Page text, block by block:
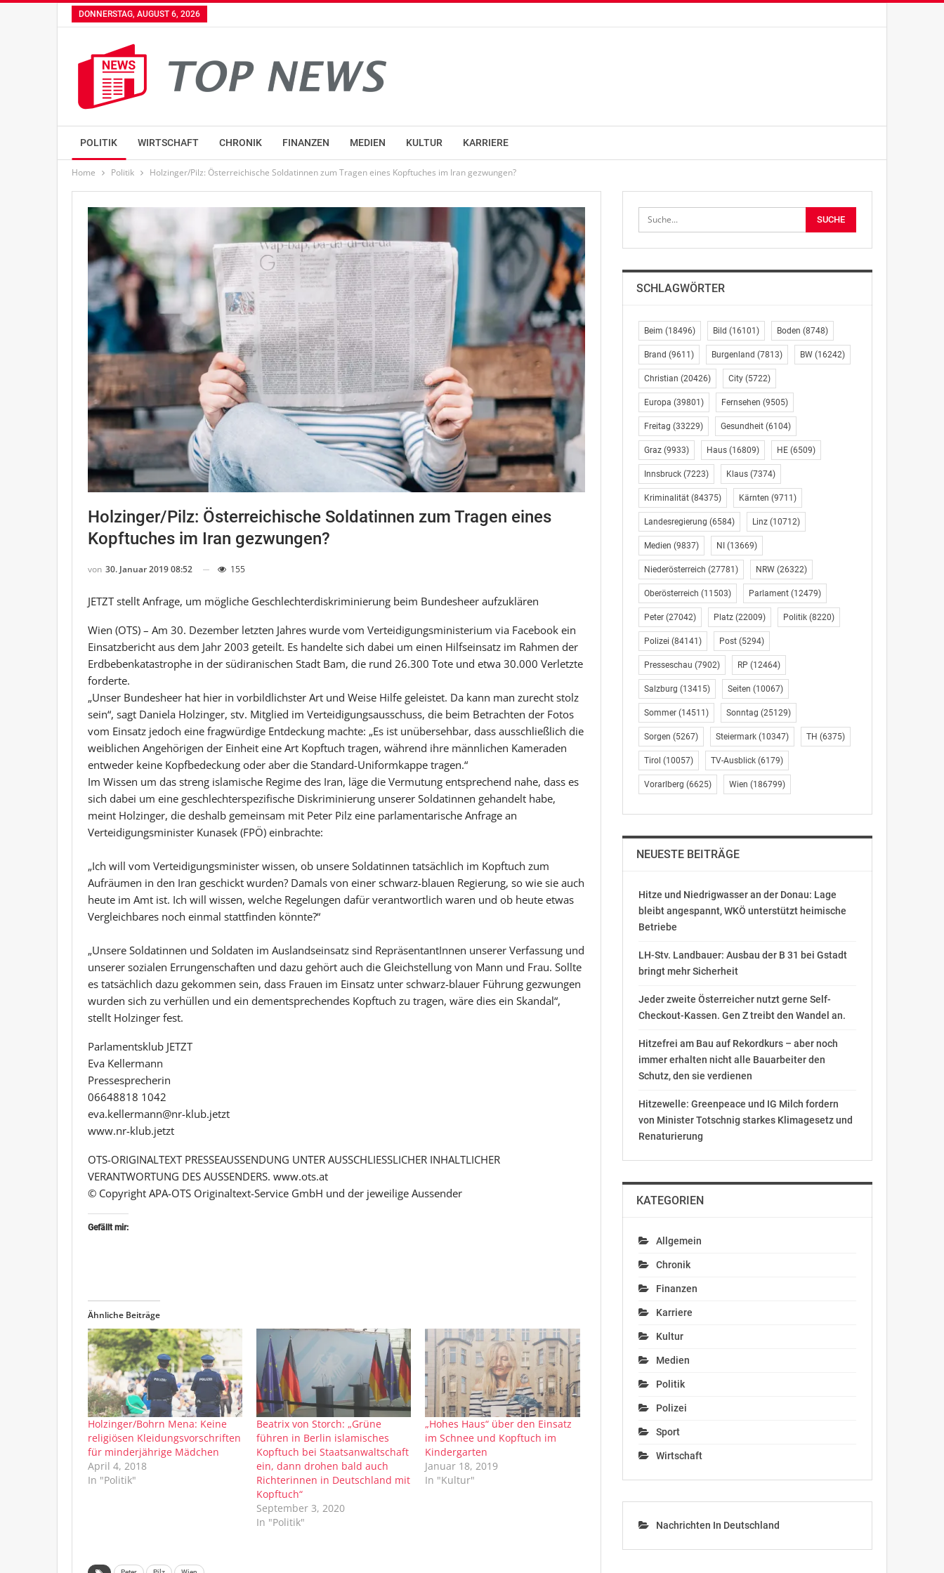
DONNERSTAG, AUGUST 6, 2026
POLITIK WIRTSCHAFT CHRONIK FINANZEN MEDIEN KULTUR KARRIERE
Home Politik Holzinger/Pilz: Österreichische Soldatinnen zum Tragen eines Kopftuches im Iran gezwungen?
Holzinger/Pilz: Österreichische Soldatinnen zum Tragen eines
Kopftuches im Iran gezwungen?
von 30. Januar 2019 08:52 155
JETZT stellt Anfrage, um mögliche Geschlechterdiskriminierung beim Bundesheer aufzuklären
Wien (OTS) – Am 30. Dezember letzten Jahres wurde vom Verteidigungsministerium via Facebook ein
Einsatzbericht aus dem Jahr 2003 geteilt. Es handelte sich dabei um einen Hilfseinsatz im Rahmen der
Erdbebenkatastrophe in der südiranischen Stadt Bam, die rund 26.300 Tote und etwa 30.000 Verletzte
forderte.
„Unser Bundesheer hat hier in vorbildlichster Art und Weise Hilfe geleistet. Da kann man zurecht stolz
sein“, sagt Daniela Holzinger, stv. Mitglied im Verteidigungsausschuss, die beim Betrachten der Fotos
vom Einsatz jedoch eine fragwürdige Entdeckung machte: „Es ist unübersehbar, dass ausschließlich die
weiblichen Angehörigen der Einheit eine Art Kopftuch tragen, während ihre männlichen Kameraden
entweder keine Kopfbedeckung oder aber die Standard-Uniformkappe tragen.“
Im Wissen um das streng islamische Regime des Iran, läge die Vermutung entsprechend nahe, dass es
sich dabei um eine geschlechterspezifische Diskriminierung unserer Soldatinnen gehandelt habe,
meint Holzinger, die deshalb gemeinsam mit Peter Pilz eine parlamentarische Anfrage an
Verteidigungsminister Kunasek (FPÖ) einbrachte:
„Ich will vom Verteidigungsminister wissen, ob unsere Soldatinnen tatsächlich im Kopftuch zum
Aufräumen in den Iran geschickt wurden? Damals von einer schwarz-blauen Regierung, so wie sie auch
heute im Amt ist. Ich will wissen, welche Regelungen dafür verantwortlich waren und ob heute etwas
Vergleichbares noch einmal stattfinden könnte?“
„Unsere Soldatinnen und Soldaten im Auslandseinsatz sind RepräsentantInnen unserer Verfassung und
unserer sozialen Errungenschaften und dazu gehört auch die Gleichstellung von Mann und Frau. Sollte
es tatsächlich dazu gekommen sein, dass Frauen im Einsatz unter schwarz-blauer Führung gezwungen
wurden sich zu verhüllen und ein dementsprechendes Kopftuch zu tragen, wäre dies ein Skandal“,
stellt Holzinger fest.
Parlamentsklub JETZT
Eva Kellermann
Pressesprecherin
06648818 1042
eva.kellermann@nr-klub.jetzt
www.nr-klub.jetzt
OTS-ORIGINALTEXT PRESSEAUSSENDUNG UNTER AUSSCHLIESSLICHER INHALTLICHER
VERANTWORTUNG DES AUSSENDERS. www.ots.at
© Copyright APA-OTS Originaltext-Service GmbH und der jeweilige Aussender
Gefällt mir:
Ähnliche Beiträge
Holzinger/Bohrn Mena: Keine
religiösen Kleidungsvorschriften
für minderjährige Mädchen
April 4, 2018
In "Politik"
Beatrix von Storch: „Grüne
führen in Berlin islamisches
Kopftuch bei Staatsanwaltschaft
ein, dann drohen bald auch
Richterinnen in Deutschland mit
Kopftuch“
September 3, 2020
In "Politik"
„Hohes Haus“ über den Einsatz
im Schnee und Kopftuch im
Kindergarten
Januar 18, 2019
In "Kultur"
SCHLAGWÖRTER
Beim (18496) Bild (16101) Boden (8748)
Brand (9611) Burgenland (7813) BW(16242)
Christian (20426) City(5722)
Europa (39801) Fernsehen (9505)
Freitag (33229) Gesundheit(6104)
Graz(9933) Haus(16809) HE(6509)
Innsbruck(7223) Klaus(7374)
Kriminalität(84375) Kärnten (9711)
Landesregierung (6584) Linz(10712)
Medien (9837) NI (13669)
Niederösterreich (27781) NRW(26322)
Oberösterreich (11503) Parlament(12479)
Peter(27042) Platz(22009) Politik(8220)
Polizei (84141) Post(5294)
Presseschau (7902) RP (12464)
Salzburg (13415) Seiten (10067)
Sommer(14511) Sonntag (25129)
Sorgen (5267) Steiermark(10347) TH (6375)
Tirol (10057) TV-Ausblick(6179)
Vorarlberg (6625) Wien (186799)
NEUESTE BEITRÄGE
Hitze und Niedrigwasser an der Donau: Lage
bleibt angespannt, WKÖ unterstützt heimische
Betriebe
LH-Stv. Landbauer: Ausbau der B 31 bei Gstadt
bringt mehr Sicherheit
Jeder zweite Österreicher nutzt gerne Self-
Checkout-Kassen. Gen Z treibt den Wandel an.
Hitzefrei am Bau auf Rekordkurs – aber noch
immer erhalten nicht alle Bauarbeiter den
Schutz, den sie verdienen
Hitzewelle: Greenpeace und IG Milch fordern
von Minister Totschnig starkes Klimagesetz und
Renaturierung
KATEGORIEN
Allgemein
Chronik
Finanzen
Karriere
Kultur
Medien
Politik
Polizei
Sport
Wirtschaft
Nachrichten In Deutschland